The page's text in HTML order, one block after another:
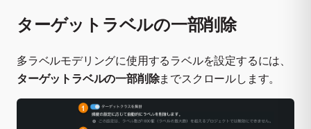
ターゲットラベルの一部削除
多ラベルモデリングに使用するラベルを設定するには、
ターゲットラベルの一部削除までスクロールします。